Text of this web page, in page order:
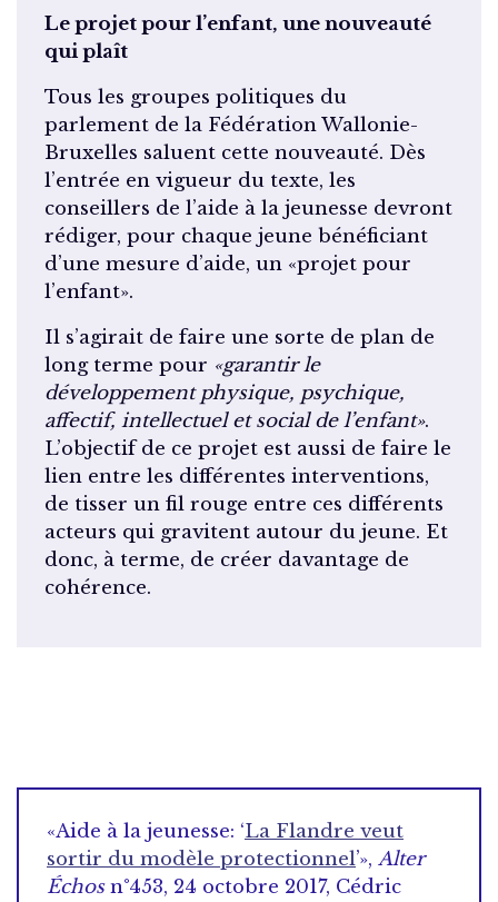
Le projet pour l’enfant, une nouveauté
qui plaît
Tous les groupes politiques du
parlement de la Fédération Wallonie-
Bruxelles saluent cette nouveauté. Dès
l’entrée en vigueur du texte, les
conseillers de l’aide à la jeunesse devront
rédiger, pour chaque jeune bénéficiant
d’une mesure d’aide, un «projet pour
l’enfant».
Il s’agirait de faire une sorte de plan de
long terme pour «garantir le
développement physique, psychique,
affectif, intellectuel et social de l’enfant».
L’objectif de ce projet est aussi de faire le
lien entre les différentes interventions,
de tisser un fil rouge entre ces différents
acteurs qui gravitent autour du jeune. Et
donc, à terme, de créer davantage de
cohérence.
«Aide à la jeunesse: ‘La Flandre veut
sortir du modèle protectionnel’», Alter
Échosn°453, 24 octobre 2017, Cédric